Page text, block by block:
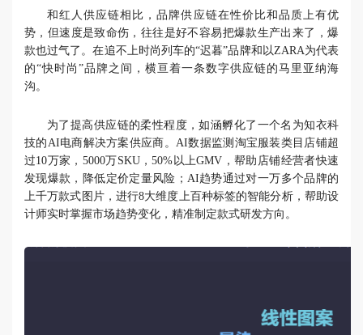
和红人供应链相比，品牌供应链在性价比和品质上有优
势，但速度是致命伤，往往是好不容易把爆款生产出来了，爆
款也过气了。在追不上时尚列车的“迟暮”品牌和以ZARA为代表
的“快时尚”品牌之间，横亘着一条数字供应链的马里亚纳海
沟。
为了提高供应链的柔性程度，如涵孵化了一个名为知衣科
技的AI电商解决方案供应商。AI数据监测淘宝服装类目店铺超
过10万家，5000万SKU，50%以上GMV，帮助店铺经营者快速
发现爆款，降低定价定量风险；AI趋势通过对一万多个品牌的
上千万款式图片，进行8大维度上百种标签的智能分析，帮助设
计师实时掌握市场趋势变化，精准制定款式研发方向。